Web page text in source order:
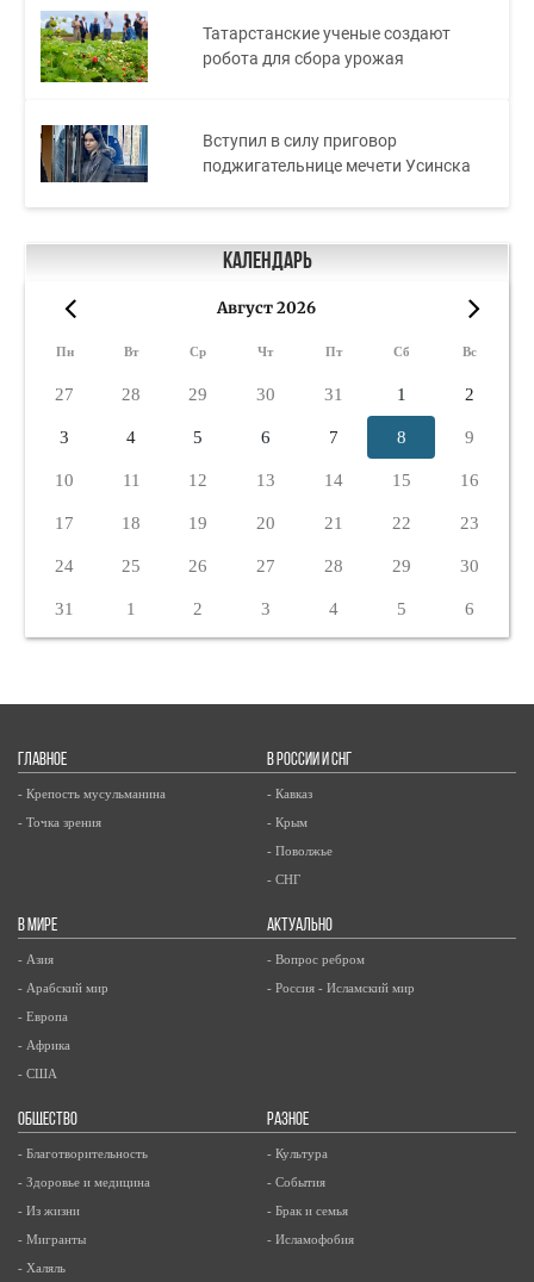
Татарстанские ученые создают
робота для сбора урожая
Вступил в силу приговор
поджигательнице мечети Усинска
Календарь
Август 2026
Пн Вт Ср Чт Пт Сб Вс
27 28 29 30 31 1 2
3 4 5 6 7 8 9
10 11 12 13 14 15 16
17 18 19 20 21 22 23
24 25 26 27 28 29 30
31 1 2 3 4 5 6
ГЛАВНОЕ
- Крепость мусульманина
- Точка зрения
В РОССИИ И СНГ
- Кавказ
- Крым
- Поволжье
- СНГ
В МИРЕ
- Азия
- Арабский мир
- Европа
- Африка
- США
АКТУАЛЬНО
- Вопрос ребром
- Россия - Исламский мир
ОБЩЕСТВО
- Благотворительность
- Здоровье и медицина
- Из жизни
- Мигранты
- Халяль
РАЗНОЕ
- Культура
- События
- Брак и семья
- Исламофобия